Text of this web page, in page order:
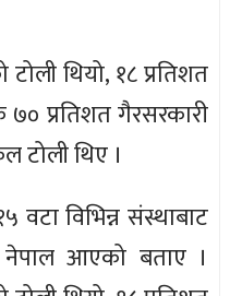
थियो, १८ प्रतिशत
७० प्रतिशत गैरसरकारी
टोली थिए ।
विभिन्न संस्थाबाट
आएको बताए ।